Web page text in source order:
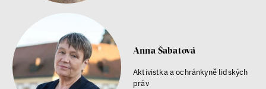
Anna Šabatová
Aktivistka a ochránkyně lidských
práv